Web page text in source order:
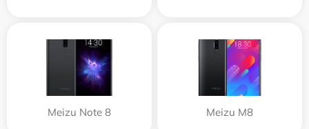
Meizu Note 8 Meizu M8